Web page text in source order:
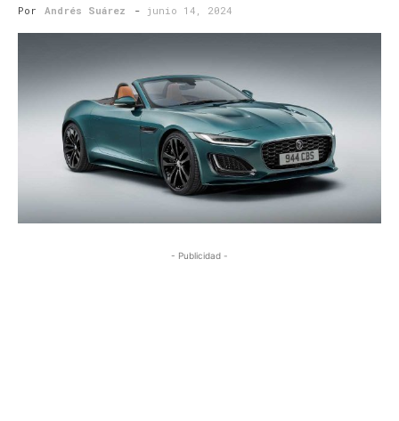
Por Andrés Suárez - junio 14, 2024
- Publicidad -